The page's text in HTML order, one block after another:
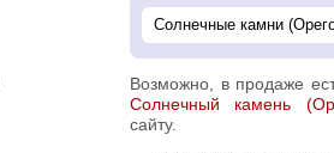
Возможно, в продаже
Солнечный камень
сайту.